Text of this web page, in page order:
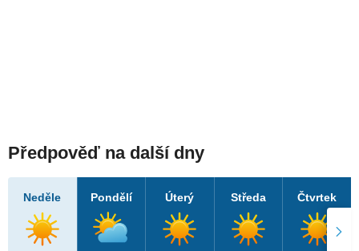
Předpověď na další dny
Neděle Pondělí Úterý Středa Čtvrtek